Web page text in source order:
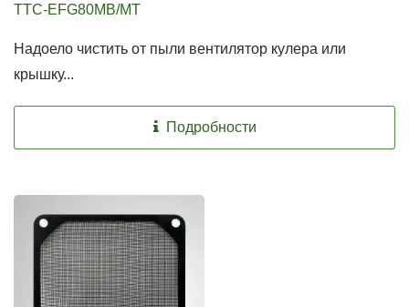
TTC-EFG80MB/MT
Надоело чистить от пыли вентилятор кулера или
крышку...
Подробности